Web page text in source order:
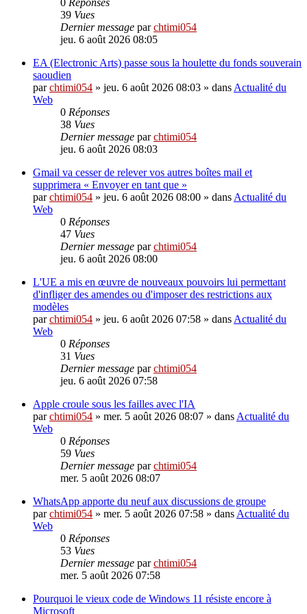
0 Réponses
39 Vues
Dernier message parchtimi054
jeu. 6 août 2026 08:05
EA (Electronic Arts) passe sous la houlette du fonds souverain
saoudien
parchtimi054 » jeu. 6 août 2026 08:03 » dans Actualité du
Web
0 Réponses
38 Vues
Dernier message parchtimi054
jeu. 6 août 2026 08:03
Gmail va cesser de relever vos autres boîtes mail et
supprimera « Envoyer en tant que »
parchtimi054 » jeu. 6 août 2026 08:00 » dans Actualité du
Web
0 Réponses
47 Vues
Dernier message parchtimi054
jeu. 6 août 2026 08:00
L'UE a mis en œuvre de nouveaux pouvoirs lui permettant
d'infliger des amendes ou d'imposer des restrictions aux
modèles
parchtimi054 » jeu. 6 août 2026 07:58 » dans Actualité du
Web
0 Réponses
31 Vues
Dernier message parchtimi054
jeu. 6 août 2026 07:58
Apple croule sous les failles avec l'IA
parchtimi054 » mer. 5 août 2026 08:07 » dans Actualité du
Web
0 Réponses
59 Vues
Dernier message parchtimi054
mer. 5 août 2026 08:07
WhatsApp apporte du neuf aux discussions de groupe
parchtimi054 » mer. 5 août 2026 07:58 » dans Actualité du
Web
0 Réponses
53 Vues
Dernier message parchtimi054
mer. 5 août 2026 07:58
Pourquoi le vieux code de Windows 11 résiste encore à
Microsoft